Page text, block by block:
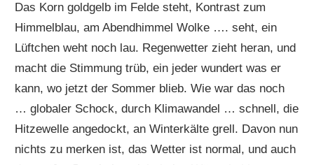
Das Korn goldgelb im Felde steht, Kontrast zum
Himmelblau, am Abendhimmel Wolke …. seht, ein
Lüftchen weht noch lau. Regenwetter zieht heran, und
macht die Stimmung trüb, ein jeder wundert was er
kann, wo jetzt der Sommer blieb. Wie war das noch
… globaler Schock, durch Klimawandel … schnell, die
Hitzewelle angedockt, an Winterkälte grell. Davon nun
nichts zu merken ist, das Wetter ist normal, und auch